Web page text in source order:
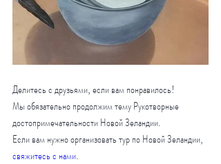
Делитесь с друзьями, если вам понравилось!
Мы обязательно продолжим тему Рукотворные
достопримечательности Новой Зеландии.
Если вам нужно организовать тур по Новой Зеландии,
свяжитесь с нами.